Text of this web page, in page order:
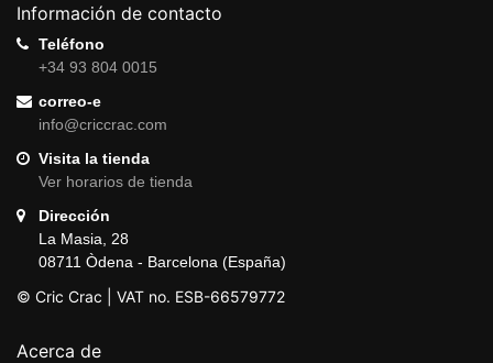
Información de contacto
Teléfono
+34 93 804 0015
correo-e
info@criccrac.com
Visita la tienda
Ver horarios de tienda
Dirección
La Masia, 28
08711 Òdena - Barcelona (España)
© Cric Crac | VAT no. ESB-66579772
Acerca de